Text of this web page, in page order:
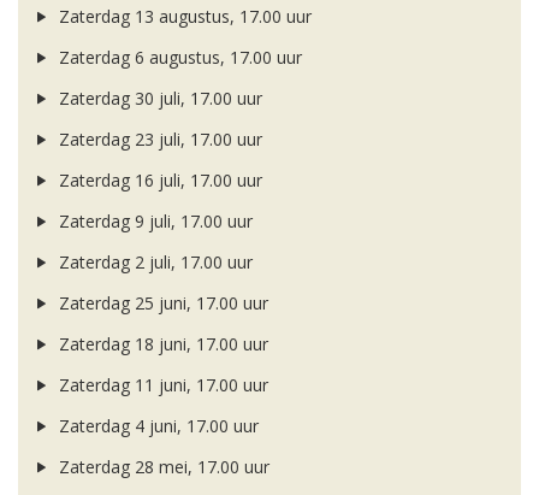
Zaterdag 13 augustus, 17.00 uur
Zaterdag 6 augustus, 17.00 uur
Zaterdag 30 juli, 17.00 uur
Zaterdag 23 juli, 17.00 uur
Zaterdag 16 juli, 17.00 uur
Zaterdag 9 juli, 17.00 uur
Zaterdag 2 juli, 17.00 uur
Zaterdag 25 juni, 17.00 uur
Zaterdag 18 juni, 17.00 uur
Zaterdag 11 juni, 17.00 uur
Zaterdag 4 juni, 17.00 uur
Zaterdag 28 mei, 17.00 uur